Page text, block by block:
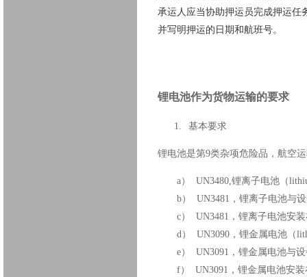
承运人应当协助押运员完成押运任
并写明押运的日期和航班号。
锂电池作为货物运输的要求
1. 基本要求
锂电池是第9类杂项危险品，航空
a） UN3480,锂离子电池（
b）
UN3481 ，锂离子电池与
c）
UN3481 ，锂离子电池安
d）
UN3090 ，锂金属电池（
e）
UN3091 ，锂金属电池与
f）
UN3091 ，锂金属电池安